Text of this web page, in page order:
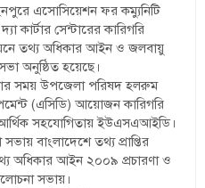
এসোসিয়েশন ফর কম্যুনিটি
সেন্টারের কারিগরি
তথ্য অধিকার আইন ও জলবায়ু
অনুষ্ঠিত হয়েছে।
সময় উপজেলা পরিষদ হলরুম
(এসিডি) আয়োজন কারিগরি
আর্থিক সহযোগিতায় ইউএসএআইডি।
বাংলাদেশে তথ্য প্রাপ্তির
অধিকার আইন ২০০৯ প্রচারণা ও
সভায়।